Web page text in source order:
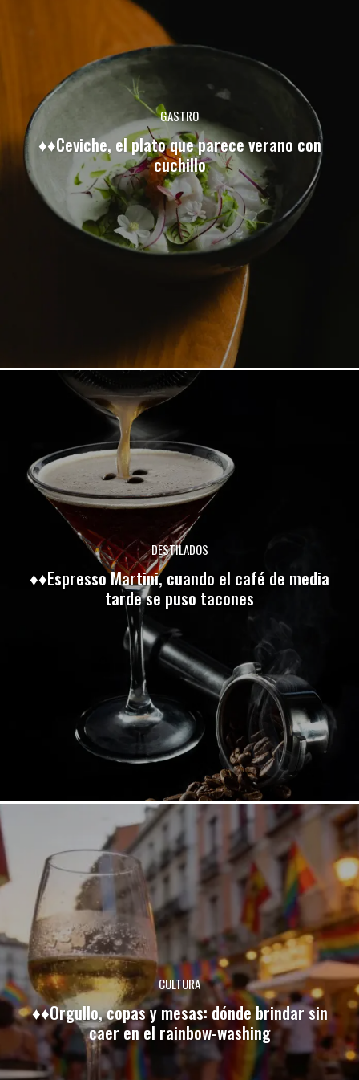
GASTRO
♦♦Ceviche, el plato que parece verano con
cuchillo
DESTILADOS
♦♦Espresso Martini, cuando el café de media
tarde se puso tacones
CULTURA
♦♦Orgullo, copas y mesas: dónde brindar sin
caer en el rainbow-washing